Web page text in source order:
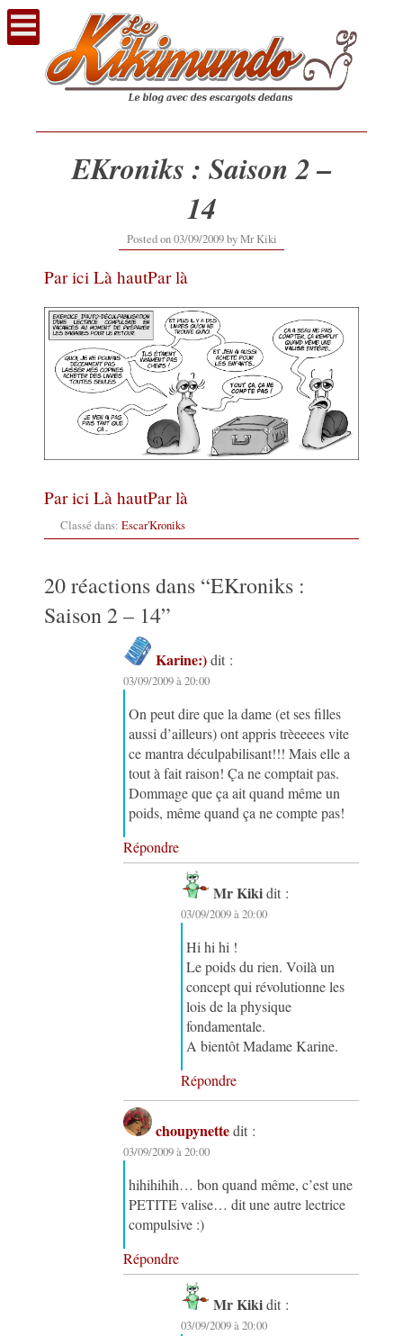
Voir
contenu
EKroniks : Saison 2 –
14
Posted on03/09/200920/02/2017
byMr Kiki
Par ici Là hautPar là
Par ici Là hautPar là
Classé dans: Escar'Kroniks
20 réactions dans “EKroniks :
Saison 2 – 14”
Karine:) dit :
03/09/2009 à 20:00
On peut dire que la dame (et ses filles
aussi d’ailleurs) ont appris trèeeees vite
ce mantra déculpabilisant!!! Mais elle a
tout à fait raison! Ça ne comptait pas.
Dommage que ça ait quand même un
poids, même quand ça ne compte pas!
Répondre
Mr Kiki dit :
03/09/2009 à 20:00
Hi hi hi !
Le poids du rien. Voilà un
concept qui révolutionne les
lois de la physique
fondamentale.
A bientôt Madame Karine.
Répondre
choupynette dit :
03/09/2009 à 20:00
hihihihih… bon quand même, c’est une
PETITE valise… dit une autre lectrice
compulsive :)
Répondre
Mr Kiki dit :
03/09/2009 à 20:00